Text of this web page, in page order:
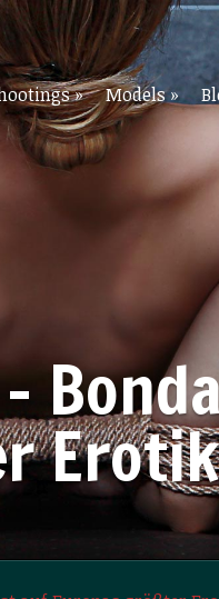
» Models»